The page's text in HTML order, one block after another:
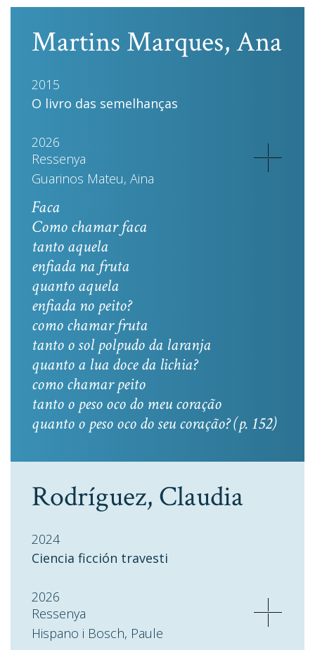
Martins Marques, Ana
2015
O livro das semelhanças
2026
Ressenya
Guarinos Mateu, Aina
Faca
Como chamar faca
tanto aquela
enfiada na fruta
quanto aquela
enfiada no peito?
como chamar fruta
tanto o sol polpudo da laranja
quanto a lua doce da lichia?
como chamar peito
tanto o peso oco do meu coração
quanto o peso oco do seu coração? (p. 152)
Rodríguez, Claudia
2024
Ciencia ficción travesti
2026
Ressenya
Hispano i Bosch, Paule